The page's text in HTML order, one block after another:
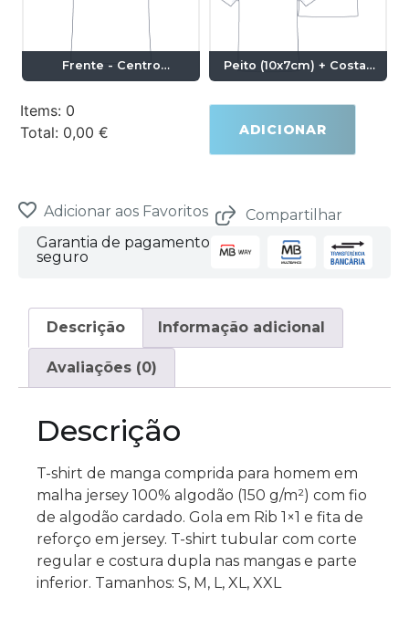
Frente - Centro
(28x20cm)
Peito (10x7cm) + Costas
(28x20cm)
Items: 0
Total: 0,00 €
is
0,00 €
ADICIONAR
Adicionar aos Favoritos
Compartilhar
Garantia de pagamento
seguro
Descrição Informação adicional
Avaliações (0)
Descrição
T-shirt de manga comprida para homem em
malha jersey 100% algodão (150 g/m²) com fio
de algodão cardado. Gola em Rib 1×1 e fita de
reforço em jersey. T-shirt tubular com corte
regular e costura dupla nas mangas e parte
inferior. Tamanhos: S, M, L, XL, XXL